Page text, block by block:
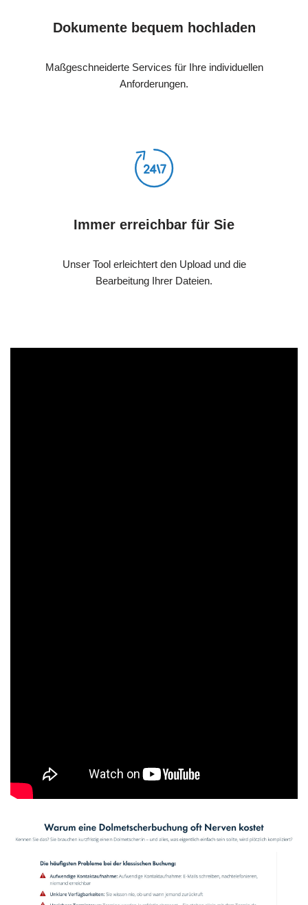
Dokumente bequem hochladen
Maßgeschneiderte Services für Ihre individuellen
Anforderungen.
Immer erreichbar für Sie
Unser Tool erleichtert den Upload und die
Bearbeitung Ihrer Dateien.